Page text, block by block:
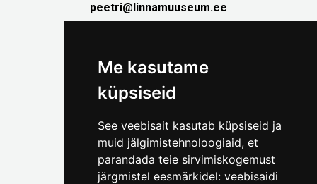
Me kasutame
küpsiseid
See veebisait kasutab küpsiseid ja
muid jälgimistehnoloogiaid, et
parandada teie sirvimiskogemust
järgmistel eesmärkidel: veebisaidi
peetri@linnamuuseum.ee
LASTEMUUSEUM
MIIAMILLA
L.Koidula 21c